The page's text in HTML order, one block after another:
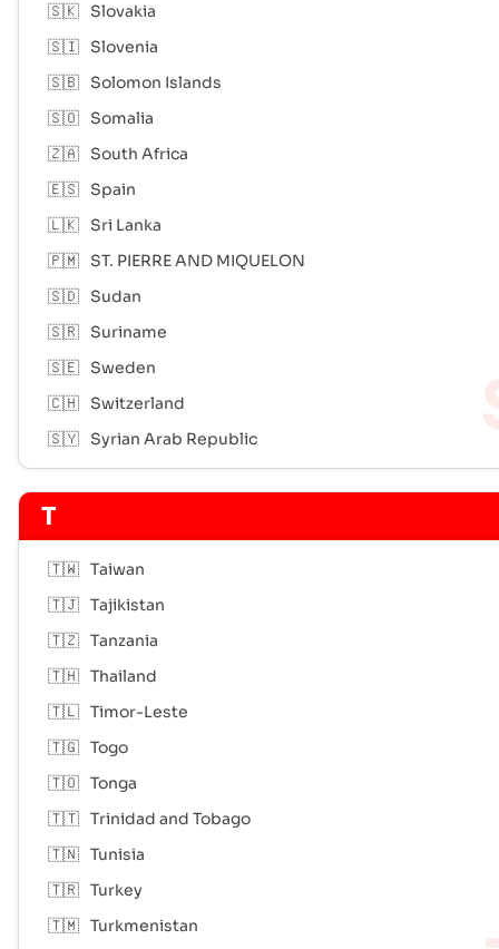
🇸🇰 Slovakia
🇸🇮 Slovenia
🇸🇧 Solomon Islands
🇸🇴 Somalia
🇿🇦 South Africa
🇪🇸 Spain
🇱🇰 Sri Lanka
🇵🇲 ST. PIERRE AND MIQUELON
🇸🇩 Sudan
🇸🇷 Suriname
🇸🇪 Sweden
🇨🇭 Switzerland
🇸🇾 Syrian Arab Republic
T
🇹🇼 Taiwan
🇹🇯 Tajikistan
🇹🇿 Tanzania
🇹🇭 Thailand
🇹🇱 Timor-Leste
🇹🇬 Togo
🇹🇴 Tonga
🇹🇹 Trinidad and Tobago
🇹🇳 Tunisia
🇹🇷 Turkey
🇹🇲 Turkmenistan